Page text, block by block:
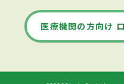
医療機関の方向け